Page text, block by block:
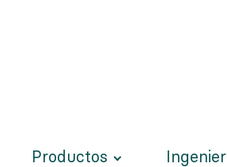
Productos